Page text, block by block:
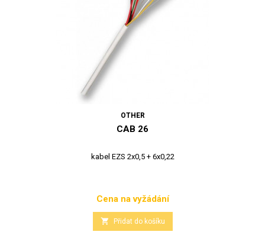
OTHER
CAB 26
kabel EZS 2x0,5 + 6x0,22
Cena
Cena na vyžádání
 Přidat do košíku